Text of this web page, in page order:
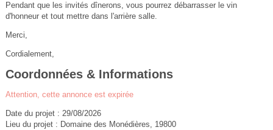
Pendant que les invités dînerons, vous pourrez débarrasser le vin
d'honneur et tout mettre dans l'arrière salle.
Merci,
Cordialement,
Coordonnées & Informations
Attention, cette annonce est expirée
Date du projet : 29/08/2026
Lieu du projet : Domaine des Monédières, 19800